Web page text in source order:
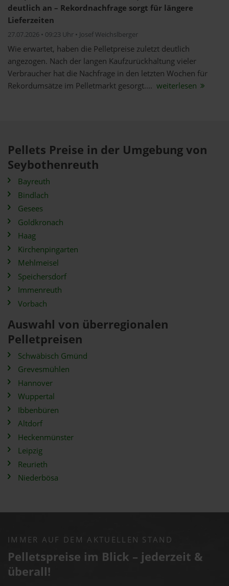
deutlich an – Rekordnachfrage sorgt für längere
Lieferzeiten
27.07.2026 • 09:23 Uhr • Josef Weichslberger
Wie erwartet, haben die Pelletpreise zuletzt deutlich
angezogen. Nach der langen Kaufzurückhaltung vieler
Verbraucher hat die Nachfrage in den letzten Wochen für
Rekordumsätze im Pelletmarkt gesorgt.... weiterlesen
Pellets Preise in der Umgebung von
Seybothenreuth
Bayreuth
Bindlach
Gesees
Goldkronach
Haag
Kirchenpingarten
Mehlmeisel
Speichersdorf
Immenreuth
Vorbach
Auswahl von überregionalen
Pelletpreisen
Schwäbisch Gmünd
Grevesmühlen
Hannover
Wuppertal
Ibbenbüren
Altdorf
Heckenmünster
Leipzig
Reurieth
Niederbösa
IMMER AUF DEM AKTUELLEN STAND
Pelletspreise im Blick – jederzeit &
überall!